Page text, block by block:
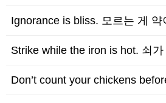
Ignorance is bliss. 모르는 게 약
Strike while the iron is hot. 쇠
Don’t count your chickens before